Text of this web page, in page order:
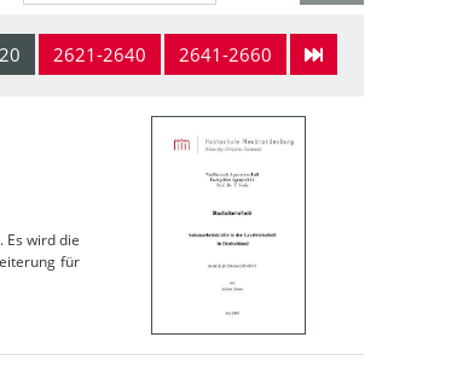
2621-2640 2641-2660
wird die
für